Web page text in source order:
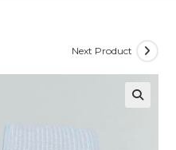
Next Product